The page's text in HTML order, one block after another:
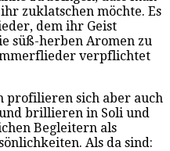
zuklatschen möchte. Es
dem ihr Geist
süß-herben Aromen zu
verpflichtet
profilieren sich aber auch
brillieren in Soli und
Begleitern als
Als da sind: